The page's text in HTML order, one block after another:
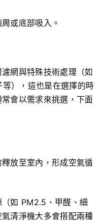
或底部吸入。
網與特殊技術處理（如
），這也是在選擇的時
會以需求來挑選，下面
放至室內，形成空氣循
如 PM2.5、甲醛、細
清淨機大多會搭配兩種